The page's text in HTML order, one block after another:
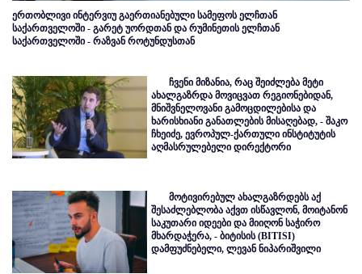
ერთობლივი ინტერვიუ გაერთიანებული სამეფოს ელჩთან
საქართველოში - გარეტ უორდთან და რუმინეთის ელჩთან
საქართველოში - რაზვან როტუნდუსთან
ჩვენი მიზანია, რაც შეიძლება მეტი
ახალგაზრდა მოვიცვათ რეგიონებიდან,
მნიშვნელოვანი გამოცდილებისა და
ხარისხიანი განათლების მისაღებად, - შაკო
ჩხეიძე, ევროპულ-ქართული ინსტიტუტის
აღმასრულებელი დირექტორი
მოტივირებულ ახალგაზრდებს აქ
შესაძლებლობა აქვთ ისწავლონ, მოიტანონ
საკუთარი იდეები და მიიღონ საჭირო
მხარდაჭერა, - ბიტისის (BITISI)
დამფუძნებელი, ლევან ნიპარიშვილი